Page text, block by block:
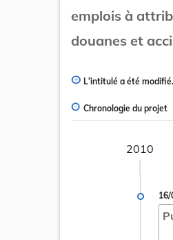
emplois à
douanes et
L'intitulé a été modifié.
Chronologie du projet
2010
16/